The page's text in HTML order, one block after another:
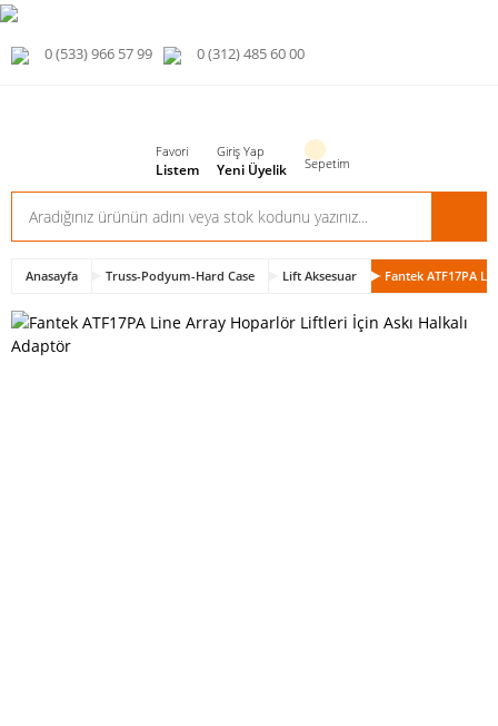
0 (533) 966 57 99 0 (312) 485 60 00
Favori
Listem
Giriş Yap
Yeni Üyelik Sepetim
Anasayfa Truss-Podyum-Hard Case Lift Aksesuar Fantek ATF17PA